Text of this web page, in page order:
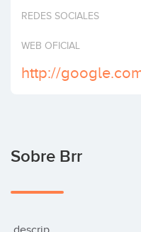
Invertir
REDES SOCIALES
WEB OFICIAL
http://
Sobre Brr